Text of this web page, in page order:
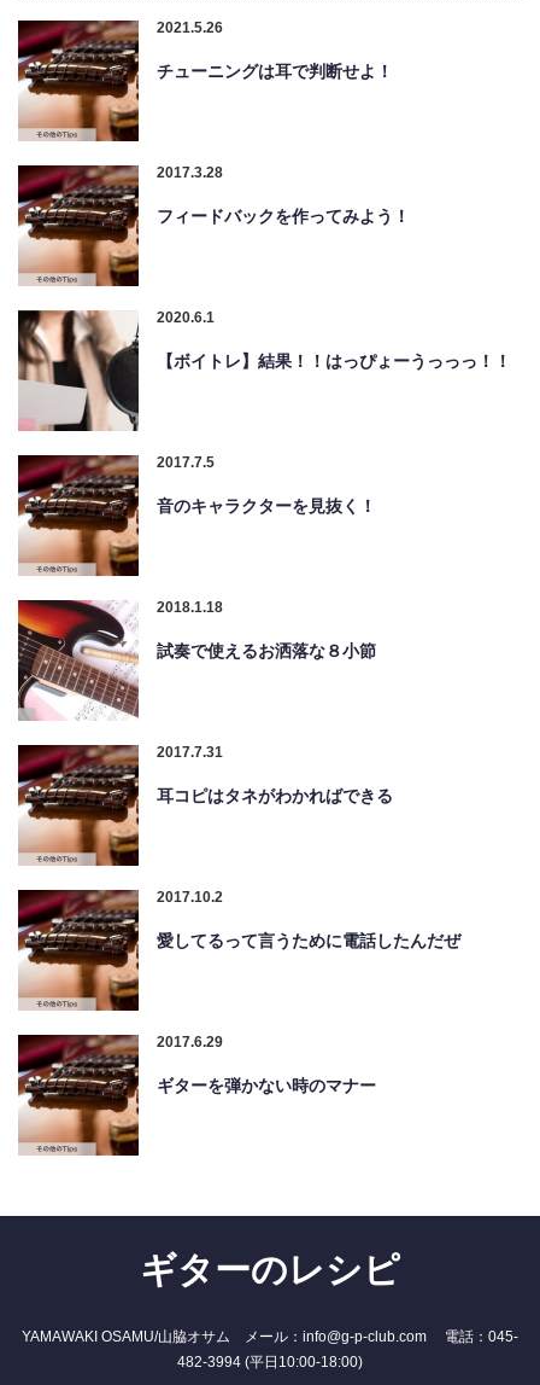
2021.5.26
チューニングは耳で判断せよ！
2017.3.28
フィードバックを作ってみよう！
2020.6.1
【ボイトレ】結果！！はっぴょーうっっっ！！
2017.7.5
音のキャラクターを見抜く！
2018.1.18
試奏で使えるお洒落な８小節
2017.7.31
耳コピはタネがわかればできる
2017.10.2
愛してるって言うために電話したんだぜ
2017.6.29
ギターを弾かない時のマナー
ギターのレシピ
YAMAWAKI OSAMU/山脇オサム メール：info@g-p-club.com 電話：045-
482-3994 (平日10:00-18:00)